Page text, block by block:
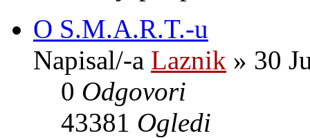
O S.M.A.R.T.-u
Napisal/-a Laznik » 30
0 Odgovori
43381 Ogledi